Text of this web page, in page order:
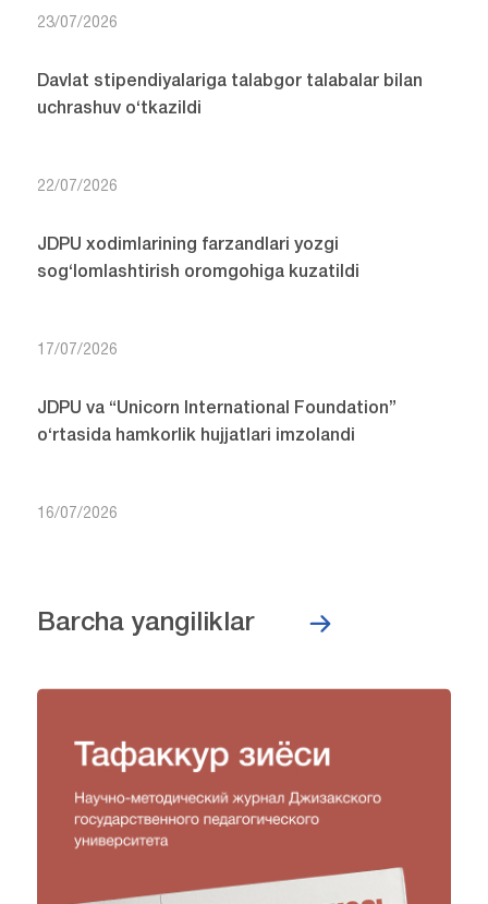
23/07/2026
Davlat stipendiyalariga talabgor talabalar bilan
uchrashuv o‘tkazildi
22/07/2026
JDPU xodimlarining farzandlari yozgi
sog‘lomlashtirish oromgohiga kuzatildi
17/07/2026
JDPU va “Unicorn International Foundation”
o‘rtasida hamkorlik hujjatlari imzolandi
16/07/2026
Barcha yangiliklar